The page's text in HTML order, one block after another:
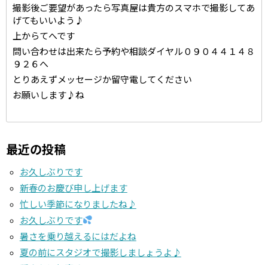
撮影後ご要望があったら写真屋は貴方のスマホで撮影してあ
げてもいいよう♪
上からてへです
問い合わせは出来たら予約や相談ダイヤル０９０４４１４８
９２６へ
とりあえずメッセージか留守電してください
お願いします♪ね
最近の投稿
お久しぶりです
新春のお慶び申し上げます
忙しい季節になりましたね♪
お久しぶりです
暑さを乗り越えるにはだよね
夏の前にスタジオで撮影しましょうよ♪